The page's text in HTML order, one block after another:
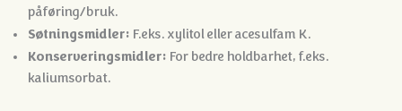
påføring/bruk.
Søtningsmidler: F.eks. xylitol eller acesulfam K.
Konserveringsmidler: For bedre holdbarhet, f.eks.
kaliumsorbat.